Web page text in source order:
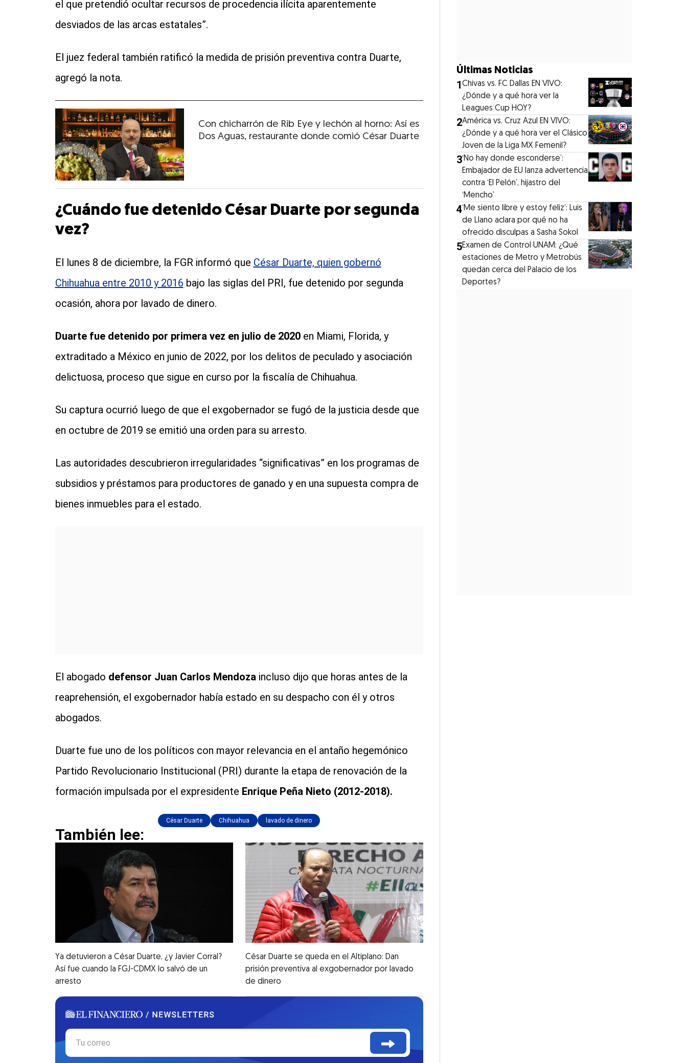
el que pretendió ocultar recursos de procedencia ilícita aparentemente
desviados de las arcas estatales”.
El juez federal también ratificó la medida de prisión preventiva contra Duarte,
agregó la nota.
Con chicharrón de Rib Eye y lechón al horno: Así es
Dos Aguas, restaurante donde comió César Duarte
¿Cuándo fue detenido César Duarte por segunda
vez?
El lunes 8 de diciembre, la FGR informó que César Duarte, quien gobernó
Chihuahua entre 2010 y 2016 bajo las siglas del PRI, fue detenido por segunda
ocasión, ahora por lavado de dinero.
Duarte fue detenido por primera vez en julio de 2020en Miami, Florida, y
extraditado a México en junio de 2022, por los delitos de peculado y asociación
delictuosa, proceso que sigue en curso por la fiscalía de Chihuahua.
Su captura ocurrió luego de que el exgobernador se fugó de la justicia desde que
en octubre de 2019 se emitió una orden para su arresto.
Las autoridades descubrieron irregularidades “significativas” en los programas de
subsidios y préstamos para productores de ganado y en una supuesta compra de
bienes inmuebles para el estado.
El abogado defensor Juan Carlos Mendoza incluso dijo que horas antes de la
reaprehensión, el exgobernador había estado en su despacho con él y otros
abogados.
Duarte fue uno de los políticos con mayor relevancia en el antaño hegemónico
Partido Revolucionario Institucional (PRI) durante la etapa de renovación de la
formación impulsada por el expresidente Enrique Peña Nieto (2012-2018).
César Duarte Chihuahua lavado de dinero
También lee:
Ya detuvieron a César Duarte, ¿y Javier Corral?
Así fue cuando la FGJ-CDMX lo salvó de un
arresto
César Duarte se queda en el Altiplano: Dan
prisión preventiva al exgobernador por lavado
de dinero
Últimas Noticias
1Chivas vs. FC Dallas EN VIVO:
¿Dónde y a qué hora ver la
Leagues Cup HOY?
2América vs. Cruz Azul EN VIVO:
¿Dónde y a qué hora ver el Clásico
Joven de la Liga MX Femenil?
3‘No hay donde esconderse’:
Embajador de EU lanza advertencia
contra ‘El Pelón’, hijastro del
‘Mencho’
4‘Me siento libre y estoy feliz’: Luis
de Llano aclara por qué no ha
ofrecido disculpas a Sasha Sokol
5Examen de Control UNAM: ¿Qué
estaciones de Metro y Metrobús
quedan cerca del Palacio de los
Deportes?